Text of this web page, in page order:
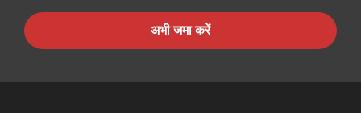
अभी जमा करें